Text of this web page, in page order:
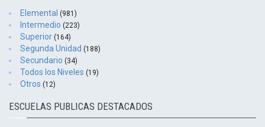
Elemental (981)
Intermedio (223)
Superior (164)
Segunda Unidad (188)
Secundario (34)
Todos los Niveles (19)
Otros (12)
ESCUELAS PUBLICAS DESTACADOS